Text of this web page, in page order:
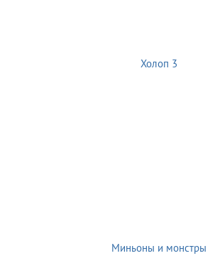
Холоп 3
Миньоны и монстры